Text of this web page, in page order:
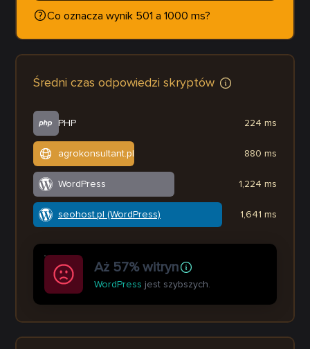
Co oznacza wynik 501 a 1000 ms?
Średni czas odpowiedzi skryptów
PHP
agrokonsultant.pl
WordPress
seohost.pl (WordPress)
224 ms
880 ms
1,224 ms
1,641 ms
Aż 57% witryn
WordPress jest szybszych.